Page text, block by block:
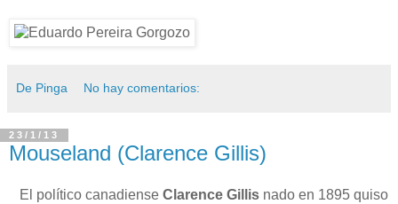
De Pinga No hay comentarios:
23/1/13
Mouseland (Clarence Gillis)
El político canadiense Clarence Gillis nado en 1895 quiso